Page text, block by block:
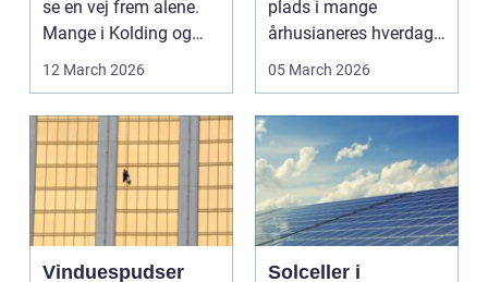
se en vej frem alene.
Mange i Kolding og
omegn søger p...
12 March 2026
plads i mange
århusianeres hverdag.
Flere bruger den både
05 March 2026
Vinduespudser
Solceller i